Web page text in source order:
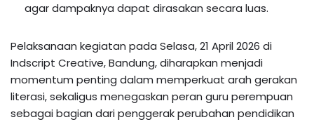
agar dampaknya dapat dirasakan secara luas.
Pelaksanaan kegiatan pada Selasa, 21 April 2026 di
Indscript Creative, Bandung, diharapkan menjadi
momentum penting dalam memperkuat arah gerakan
literasi, sekaligus menegaskan peran guru perempuan
sebagai bagian dari penggerak perubahan pendidikan